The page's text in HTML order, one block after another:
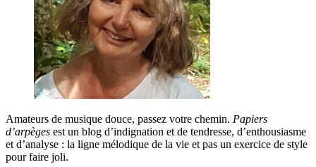
Amateurs de musique douce, passez votre chemin. Papiers
d’arpèges est un blog d’indignation et de tendresse, d’enthousiasme
et d’analyse : la ligne mélodique de la vie et pas un exercice de style
pour faire joli.